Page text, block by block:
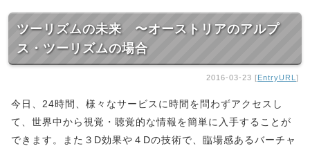
ツーリズムの未来 〜オーストリアのアルプ
ス・ツーリズムの場合
2016-03-23 [EntryURL ]
今日、24時間、様々なサービスに時間を問わずアクセスし
て、世界中から視覚・聴覚的な情報を簡単に入手することが
できます。また３D効果や４Dの技術で、臨場感あるバーチャ